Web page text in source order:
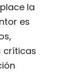
la
es
críticas